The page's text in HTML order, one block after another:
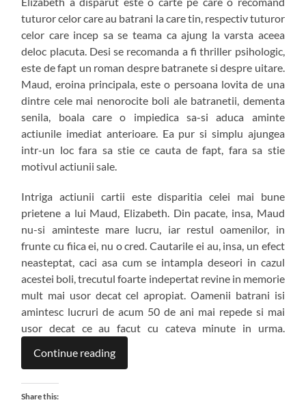
tuturor celor care au batrani la care tin, respectiv tuturor
celor care incep sa se teama ca ajung la varsta aceea
deloc placuta. Desi se recomanda a fi thriller psihologic,
este de fapt un roman despre batranete si despre uitare.
Maud, eroina principala, este o persoana lovita de una
dintre cele mai nenorocite boli ale batranetii, dementa
senila, boala care o impiedica sa-si aduca aminte
actiunile imediat anterioare. Ea pur si simplu ajungea
intr-un loc fara sa stie ce cauta de fapt, fara sa stie
motivul actiunii sale.
Intriga actiunii cartii este disparitia celei mai bune
prietene a lui Maud, Elizabeth. Din pacate, insa, Maud
nu-si aminteste mare lucru, iar restul oamenilor, in
frunte cu fiica ei, nu o cred. Cautarile ei au, insa, un efect
neasteptat, caci asa cum se intampla deseori in cazul
acestei boli, trecutul foarte indepertat revine in memorie
mult mai usor decat cel apropiat. Oamenii batrani isi
amintesc lucruri de acum 50 de ani mai repede si mai
usor decat ce au facut cu cateva minute in urma.
Continue reading
Share this: